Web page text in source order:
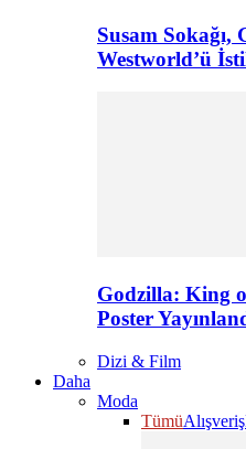
Susam Sokağı,
Westworld’ü
Godzilla: King
Poster
Dizi & Film
Daha
Moda
TümüAlışveriş